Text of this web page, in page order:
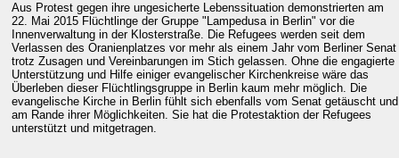
Aus Protest gegen ihre ungesicherte Lebenssituation demonstrierten am
22. Mai 2015 Flüchtlinge der Gruppe "Lampedusa in Berlin" vor die
Innenverwaltung in der Klosterstraße. Die Refugees werden seit dem
Verlassen des Oranienplatzes vor mehr als einem Jahr vom Berliner Senat
trotz Zusagen und Vereinbarungen im Stich gelassen. Ohne die engagierte
Unterstützung und Hilfe einiger evangelischer Kirchenkreise wäre das
Überleben dieser Flüchtlingsgruppe in Berlin kaum mehr möglich. Die
evangelische Kirche in Berlin fühlt sich ebenfalls vom Senat getäuscht und
am Rande ihrer Möglichkeiten. Sie hat die Protestaktion der Refugees
unterstützt und mitgetragen.